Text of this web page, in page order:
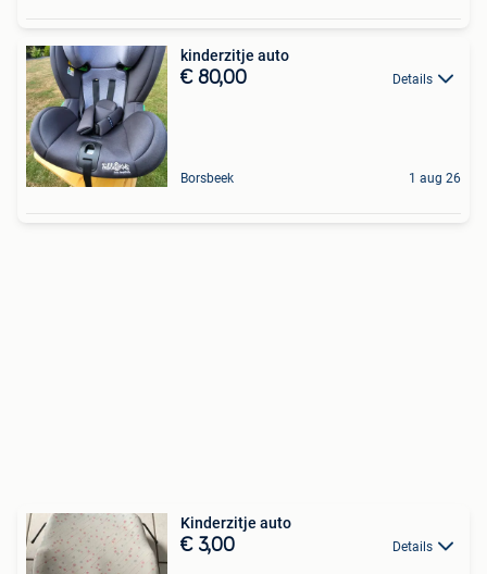
kinderzitje auto
€ 80,00 Details
Borsbeek 1 aug 26
Kinderzitje auto
€ 3,00 Details